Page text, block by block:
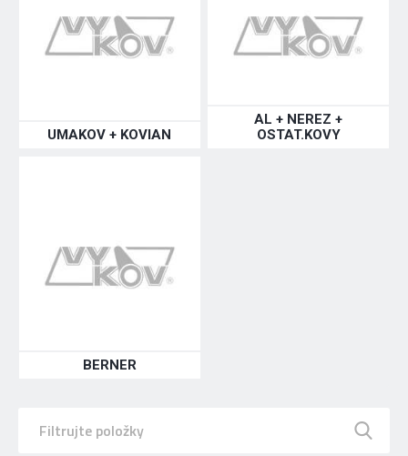
UMAKOV + KOVIAN
AL + NEREZ +
OSTAT.KOVY
BERNER